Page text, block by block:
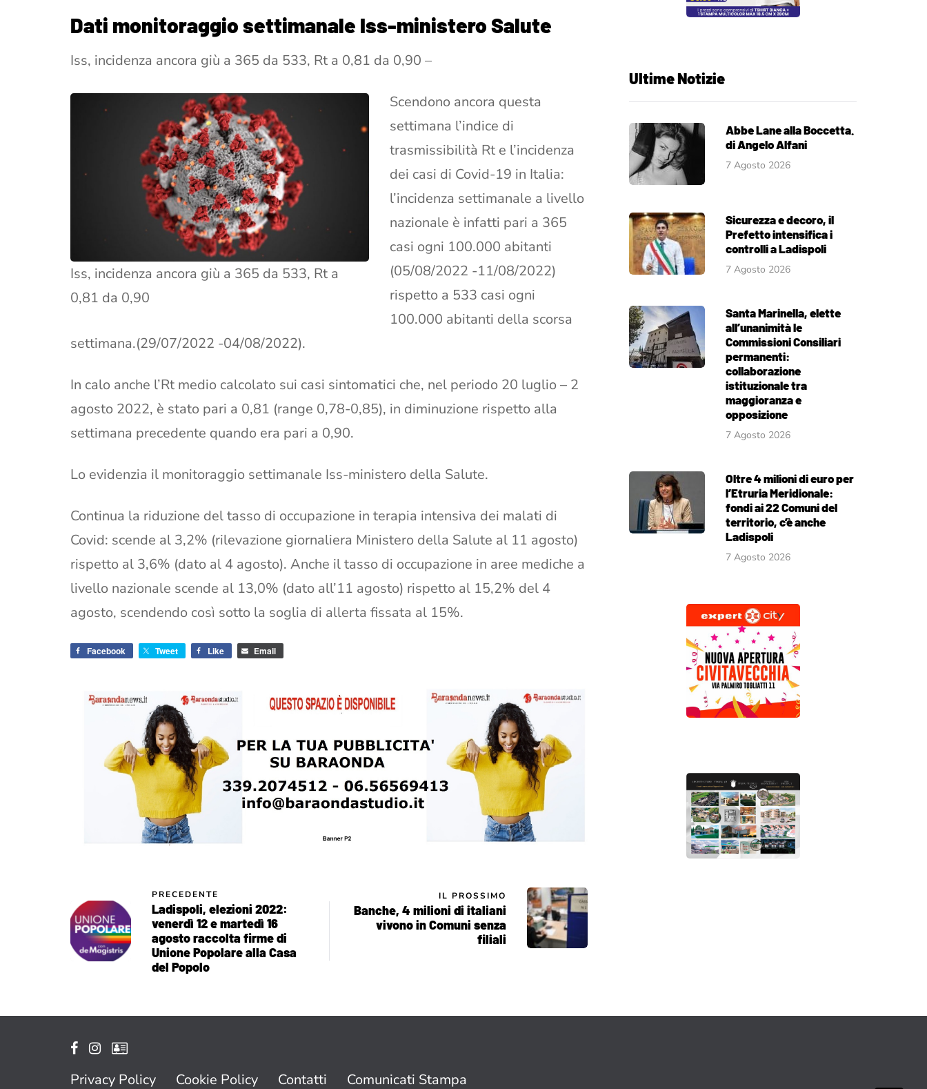
Dati monitoraggio settimanale Iss-ministero Salute
Iss, incidenza ancora giù a 365 da 533, Rt a 0,81 da 0,90 –
Iss, incidenza ancora giù a 365 da 533, Rt a
0,81 da 0,90
Scendono ancora questa
settimana l’indice di
trasmissibilità Rt e l’incidenza
dei casi di Covid-19 in Italia:
l’incidenza settimanale a livello
nazionale è infatti pari a 365
casi ogni 100.000 abitanti
(05/08/2022 -11/08/2022)
rispetto a 533 casi ogni
100.000 abitanti della scorsa
settimana.(29/07/2022 -04/08/2022).
In calo anche l’Rt medio calcolato sui casi sintomatici che, nel periodo 20 luglio – 2
agosto 2022, è stato pari a 0,81 (range 0,78-0,85), in diminuzione rispetto alla
settimana precedente quando era pari a 0,90.
Lo evidenzia il monitoraggio settimanale Iss-ministero della Salute.
Continua la riduzione del tasso di occupazione in terapia intensiva dei malati di
Covid: scende al 3,2% (rilevazione giornaliera Ministero della Salute al 11 agosto)
rispetto al 3,6% (dato al 4 agosto). Anche il tasso di occupazione in aree mediche a
livello nazionale scende al 13,0% (dato all’11 agosto) rispetto al 15,2% del 4
agosto, scendendo così sotto la soglia di allerta fissata al 15%.
Facebook Tweet Like Email
PRECEDENTE
Ladispoli, elezioni 2022:
venerdì 12 e martedì 16
agosto raccolta firme di
Unione Popolare alla Casa
del Popolo
IL PROSSIMO
Banche, 4 milioni di italiani
vivono in Comuni senza
filiali
Ultime Notizie
Abbe Lane alla Boccetta.
di Angelo Alfani
7 Agosto 2026
Sicurezza e decoro, il
Prefetto intensifica i
controlli a Ladispoli
7 Agosto 2026
Santa Marinella, elette
all’unanimità le
Commissioni Consiliari
permanenti:
collaborazione
istituzionale tra
maggioranza e
opposizione
7 Agosto 2026
Oltre 4 milioni di euro per
l’Etruria Meridionale:
fondi ai 22 Comuni del
territorio, c’è anche
Ladispoli
7 Agosto 2026
Privacy Policy Cookie Policy Contatti Comunicati Stampa